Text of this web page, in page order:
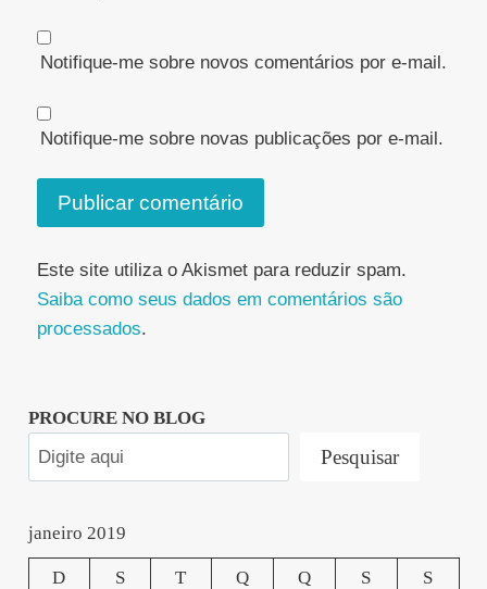
Notifique-me sobre novos comentários por e-mail.
Notifique-me sobre novas publicações por e-mail.
Este site utiliza o Akismet para reduzir spam.
Saiba como seus dados em comentários são
processados.
PROCURE NO BLOG
Pesquisar
janeiro 2019
D S T Q Q S S